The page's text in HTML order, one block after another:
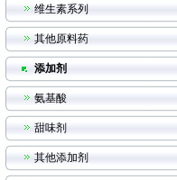
维生素系列
其他原料药
添加剂
氨基酸
甜味剂
其他添加剂